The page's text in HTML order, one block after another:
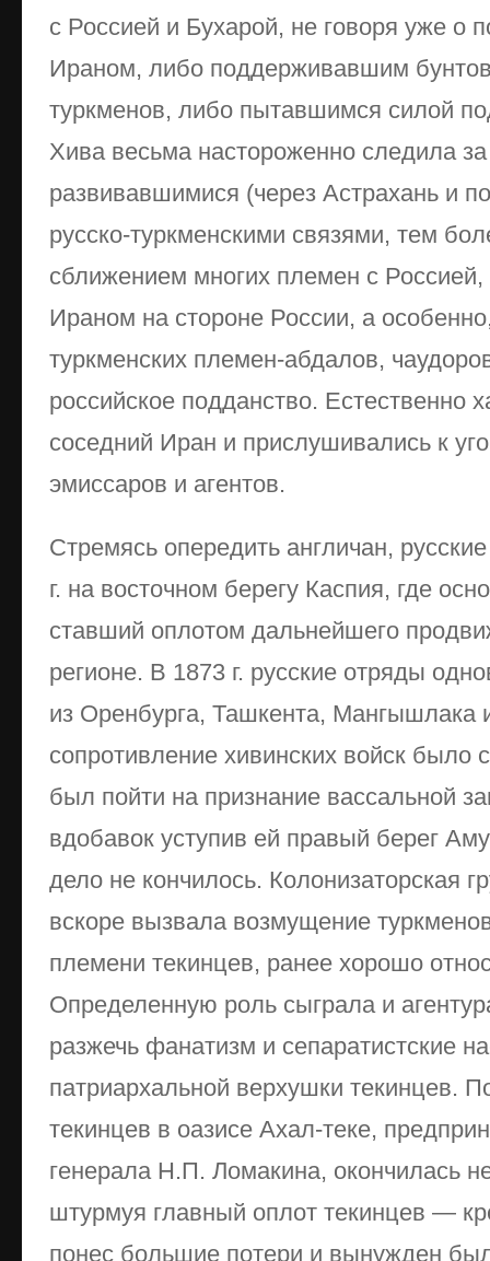
с Россией и Бухарой, не говоря уже о
Ираном, либо поддерживавшим
туркменов, либо пытавшимся силой
Хива весьма настороженно следила за
развивавшимися (через Астрахань и
русско-туркменскими связями, тем
сближением многих племен с Россией,
Ираном на стороне России, а
туркменских племен-абдалов,
российское подданство. Естественно
соседний Иран и прислушивались к
эмиссаров и агентов.
Стремясь опередить англичан,
г. на восточном берегу Каспия, где
ставший оплотом дальнейшего
регионе. В 1873 г. русские отряды
из Оренбурга, Ташкента, Мангышлака
сопротивление хивинских войск
был пойти на признание вассальной
вдобавок уступив ей правый берег
дело не кончилось. Колонизаторская
вскоре вызвала возмущение
племени текинцев, ранее хорошо
Определенную роль сыграла и
разжечь фанатизм и сепаратистские
патриархальной верхушки текинцев.
текинцев в оазисе Ахал-теке,
генерала Н.П. Ломакина, окончилась
штурмуя главный оплот текинцев —
понес большие потери и вынужден